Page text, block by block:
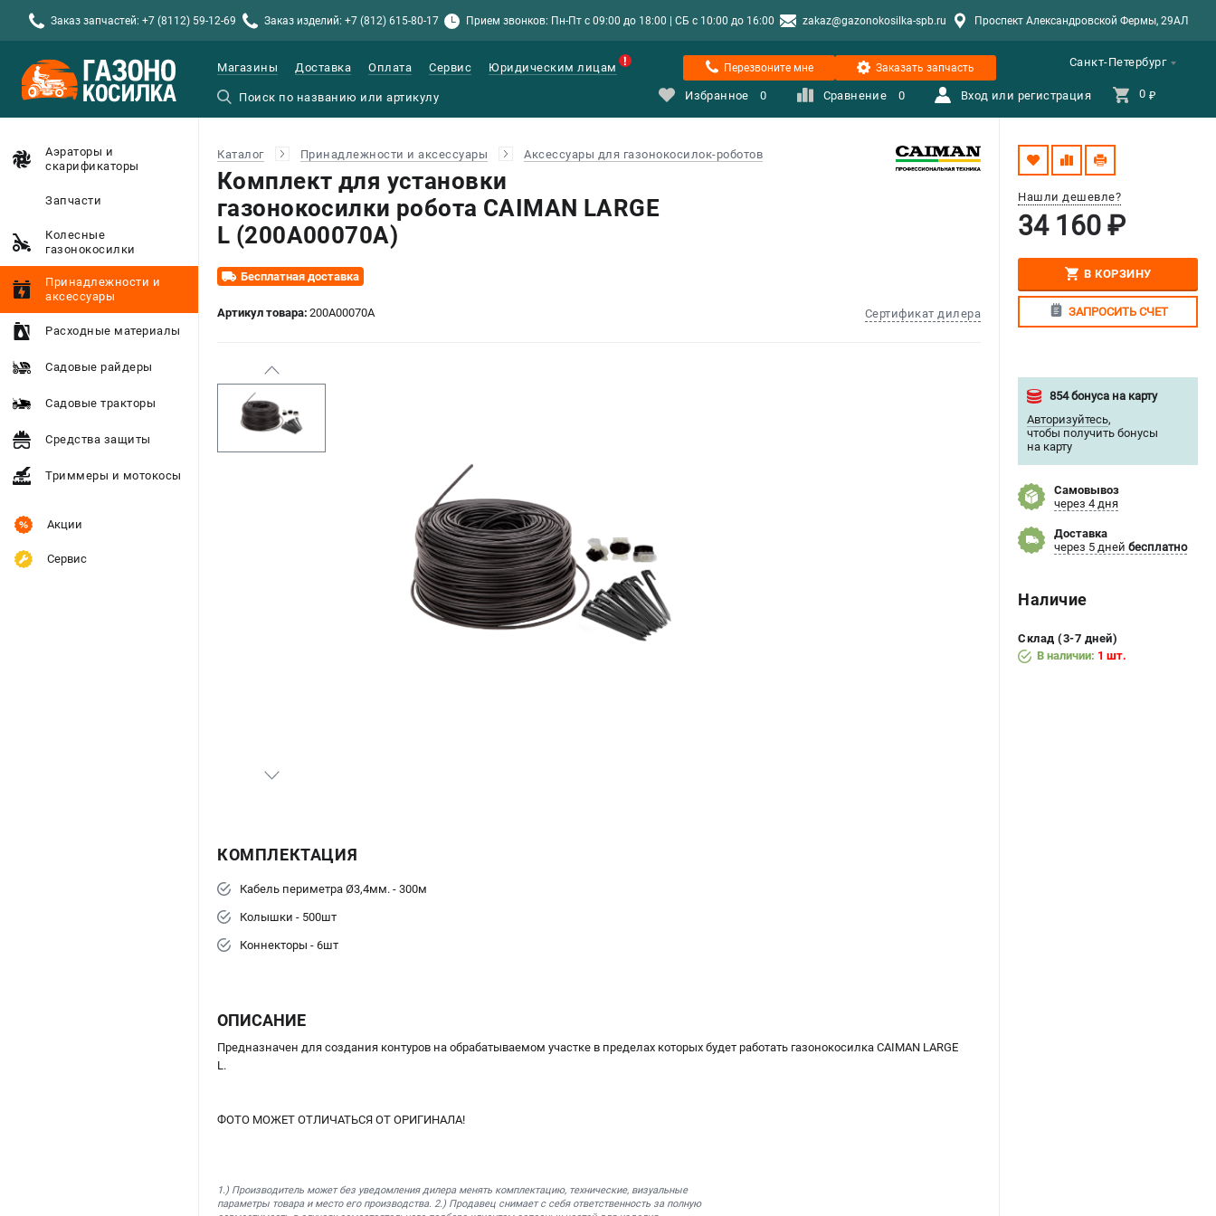
Заказ запчастей: +7 (8112) 59-12-69 Заказ изделий: +7 (812) 615-80-17 Прием звонков: Пн-Пт с 09:00 до 18:00 | СБ с 10:00 до 16:00 zakaz@gazonokosilka-spb.ru Проспект Александровской Фермы, 29АЛ
Санкт-Петербург
Магазины Доставка Оплата Сервис Юридическим лицам Перезвоните мне Заказать запчасть
Избранное 0 Сравнение 0 Вход или регистрация 0 ₽
Аэраторы и
скарификаторы
Запчасти
Колесные
газонокосилки
Принадлежности и
аксессуары
Расходные материалы
Садовые райдеры
Садовые тракторы
Средства защиты
Триммеры и мотокосы
Акции
Сервис
Каталог Принадлежности и аксессуары Аксессуары для газонокосилок-роботов
Комплект для установки
газонокосилки робота CAIMAN LARGE
L (200A00070A)
Бесплатная доставка
Артикул товара: 200A00070A Сертификат дилера
Нашли дешевле?
34 160 ₽
В КОРЗИНУ
ЗАПРОСИТЬ СЧЕТ
854 бонуса на карту
Авторизуйтесь,
чтобы получить бонусы
на карту
Самовывоз
через 4 дня
Доставка
через 5 дней бесплатно
Наличие
Склад (3-7 дней)
В наличии: 1 шт.
КОМПЛЕКТАЦИЯ
Кабель периметра Ø3,4мм. - 300м
Колышки - 500шт
Коннекторы - 6шт
ОПИСАНИЕ
Предназначен для создания контуров на обрабатываемом участке в пределах которых будет работать газонокосилка CAIMAN LARGE
L.
ФОТО МОЖЕТ ОТЛИЧАТЬСЯ ОТ ОРИГИНАЛА!
1.) Производитель может без уведомления дилера менять комплектацию, технические, визуальные
параметры товара и место его производства. 2.) Продавец снимает с себя ответственность за полную